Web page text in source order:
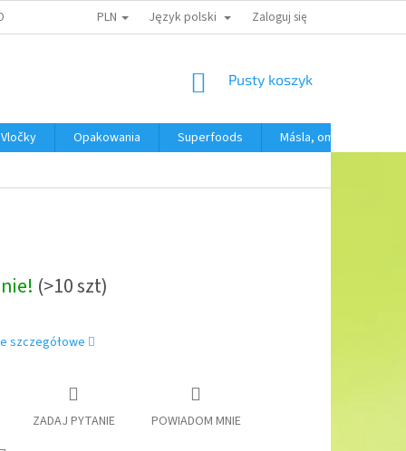
ÚDAJŮ PLN Język polski Zaloguj się
KOSZYK
Pusty koszyk
Vločky Opakowania Superfoods Másla, omáčky, krémy
(>10 szt)
szczegółowe
ZADAJ PYTANIE POWIADOM MNIE